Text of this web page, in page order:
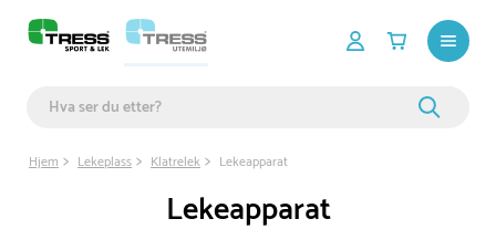
Hjem Lekeplass Klatrelek Lekeapparat
Lekeapparat